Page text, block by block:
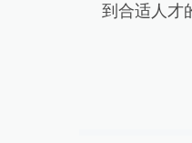
到合适人才